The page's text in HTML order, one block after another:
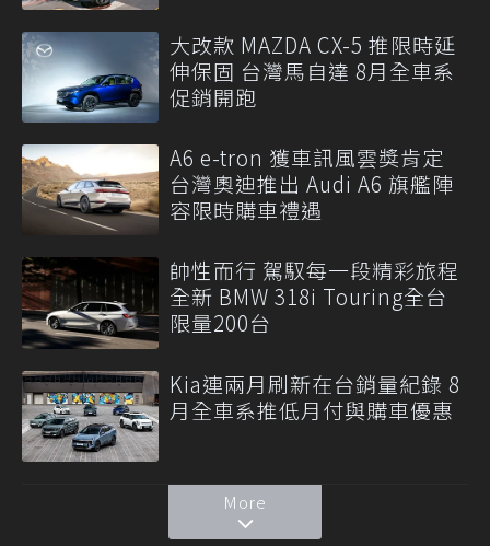
大改款 MAZDA CX-5 推限時延
伸保固 台灣馬自達 8月全車系
促銷開跑
A6 e-tron 獲車訊風雲獎肯定
台灣奧迪推出 Audi A6 旗艦陣
容限時購車禮遇
帥性而行 駕馭每一段精彩旅程
全新 BMW 318i Touring全台
限量200台
Kia連兩月刷新在台銷量紀錄 8
月全車系推低月付與購車優惠
More